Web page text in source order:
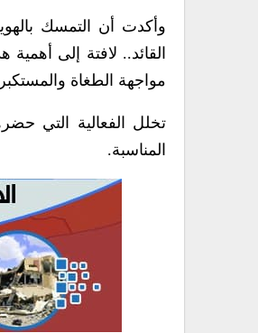
وأكدت أن التمسك
القائد.. لافتة إلى
مواجهة الطغاة
تخلل الفعالية التي
المناسبة.